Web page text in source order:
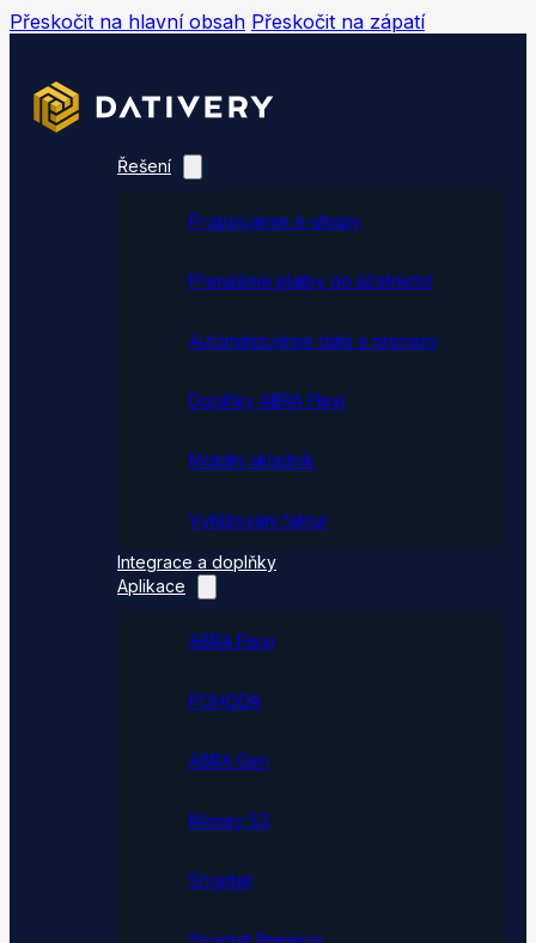
Přeskočit na hlavní obsah Přeskočit na zápatí
Řešení
Propojujeme e-shopy
Přenášíme platby do účetnictví
Automatizujeme data a procesy
Doplňky ABRA Flexi
Mobilní skladník
Vytěžování faktur
Integrace a doplňky
Aplikace
ABRA Flexi
POHODA
ABRA Gen
Money S3
Shoptet